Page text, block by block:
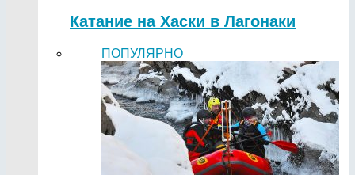
Катание на Хаски в Лагонаки
ПОПУЛЯРНО